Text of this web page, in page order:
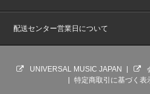
配送センター営業日について
UNIVERSAL MUSIC JAPAN
特定商取引に基づく表